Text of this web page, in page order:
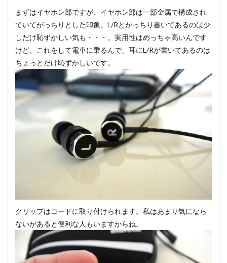
まずはイヤホン部ですが、イヤホン部は一部金属で構成され
ていてがっちりとした印象。L/Rとがっちり書いてあるのは少
しだけ恥ずかしい気も・・・。実用性はめっちゃ高いんです
けど、これをして電車に乗るんで、耳にL/Rが書いてあるのは
ちょっとだけ恥ずかしいです。
クリップはコードに取り付けられます。私はあまり気になら
ないがあると便利な人もいますからね。